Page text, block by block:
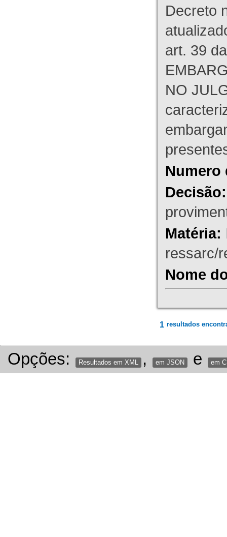
Decreto
art. 39
NO
Numero
Decisão:
Matéria:
ressarc/
Nome
1 resultados
Opções: Resultados em XML , em JSON e em